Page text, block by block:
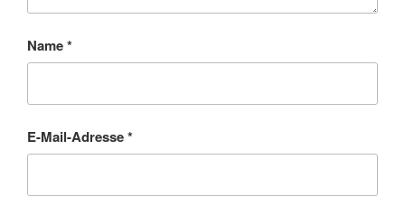
Name*
E-Mail-Adresse*